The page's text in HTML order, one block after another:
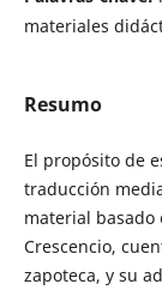
materiales
Resumo
El propósito de
traducción
material basado
Crescencio,
zapoteca, y su